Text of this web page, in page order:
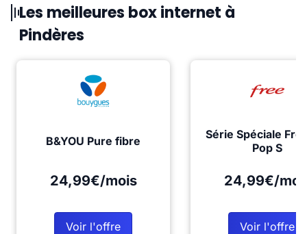
Les meilleures box internet à
Pindères
B&YOU Pure fibre
24,99€/mois
Voir l'offre
Série Spéciale
Pop S
24,99€/
Voir l'offre